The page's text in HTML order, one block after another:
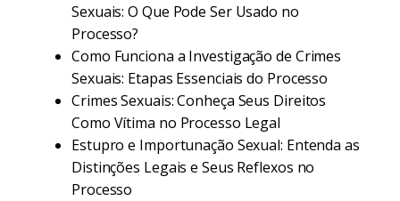
Sexuais: O Que Pode Ser Usado no
Processo?
Como Funciona a Investigação de Crimes
Sexuais: Etapas Essenciais do Processo
Crimes Sexuais: Conheça Seus Direitos
Como Vítima no Processo Legal
Estupro e Importunação Sexual: Entenda as
Distinções Legais e Seus Reflexos no
Processo